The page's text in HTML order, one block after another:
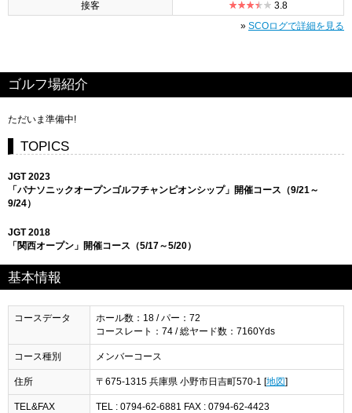
接客
3.8
» SCOログで詳細を見る
ゴルフ場紹介
ただいま準備中!
TOPICS
JGT 2023
「パナソニックオープンゴルフチャンピオンシップ」開催コース（9/21～
9/24）
JGT 2018
「関西オープン」開催コース（5/17～5/20）
基本情報
コースデータ
ホール数：18 / パー：72
コースレート：74 / 総ヤード数：7160Yds
コース種別 メンバーコース
住所 〒675-1315 兵庫県 小野市日吉町570-1 [ 地図
TEL&FAX TEL : 0794-62-6881 FAX : 0794-62-4423